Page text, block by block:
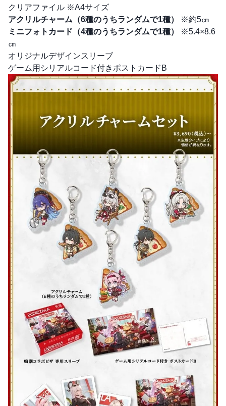
クリアファイル ※A4サイズ
アクリルチャーム（6種のうちランダムで1種）
※約5㎝
ミニフォトカード（4種のうちランダムで1種）
※5.4×8.6
㎝
オリジナルデザインスリーブ
ゲーム用シリアルコード付きポストカードB